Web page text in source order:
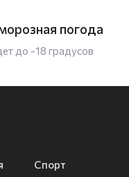
погода
до -18 градусов
Спорт